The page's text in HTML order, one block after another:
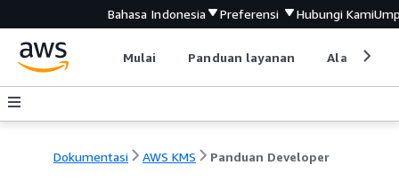
Bahasa Indonesia Preferensi Hubungi Kami
Mulai Panduan layanan Alat
Dokumentasi AWS KMS Panduan Developer